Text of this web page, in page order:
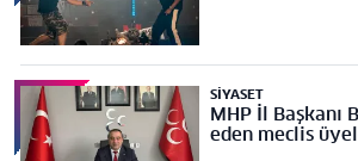
SIYASET
MHP İl Başkanı
eden meclis